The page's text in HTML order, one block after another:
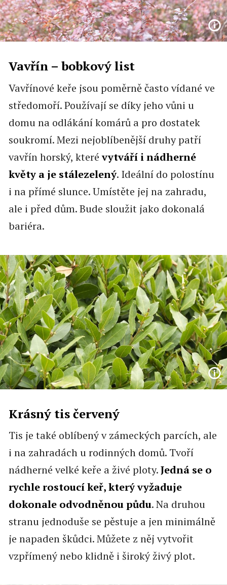
Vavřín – bobkový list
Vavřínové keře jsou poměrně často vídané ve
středomoří. Používají se díky jeho vůni u
domu na odlákání komárů a pro dostatek
soukromí. Mezi nejoblíbenější druhy patří
vavřín horský, kterévytváří i nádherné
květy a je stálezelený. Ideální do polostínu
i na přímé slunce. Umístěte jej na zahradu,
ale i před dům. Bude sloužit jako dokonalá
bariéra.
Krásný tis červený
Tis je také oblíbený v zámeckých parcích, ale
i na zahradách u rodinných domů. Tvoří
nádherné velké keře a živé ploty.Jedná se o
rychle rostoucí keř, který vyžaduje
dokonale odvodněnou půdu. Na druhou
stranu jednoduše se pěstuje a jen minimálně
je napaden škůdci. Můžete z něj vytvořit
vzpřímený nebo klidně i široký živý plot.